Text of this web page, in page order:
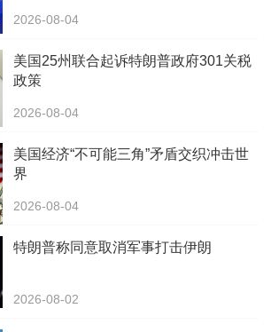
2026-08-04
美国25州联合起诉特朗普政府301关税
政策
2026-08-04
美国经济“不可能三角”矛盾交织冲击世
界
2026-08-04
特朗普称同意取消军事打击伊朗
2026-08-02